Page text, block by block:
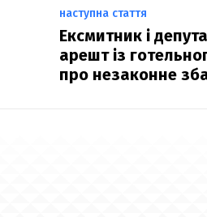
наступна стаття
Ексмитник і
арешт із
про незаконне